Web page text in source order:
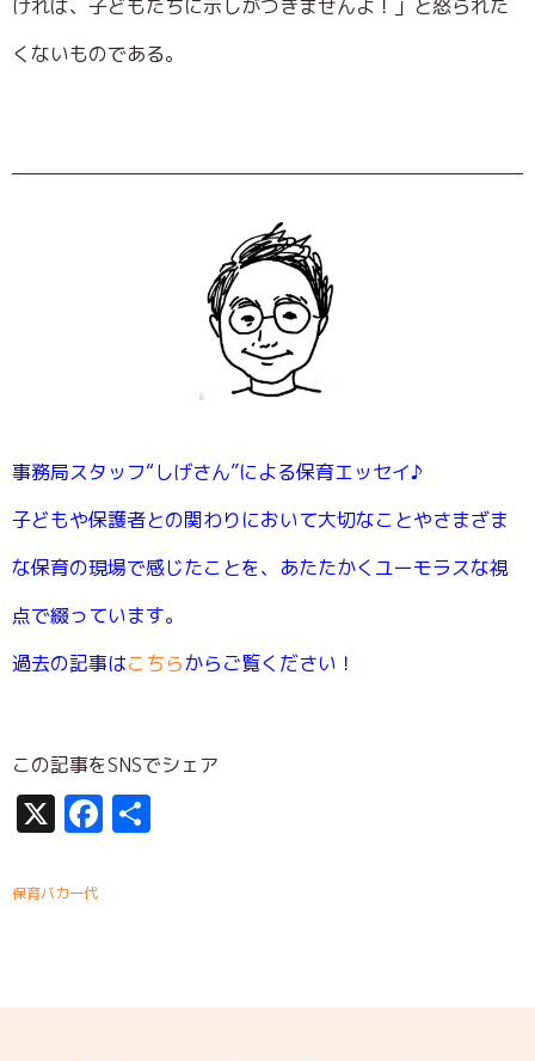
ければ、子どもたちに示しがつきませんよ！」と怒られた
くないものである。
事務局スタッフ“しげさん”による保育エッセイ♪
子どもや保護者との関わりにおいて大切なことやさまざま
な保育の現場で感じたことを、あたたかくユーモラスな視
点で綴っています。
過去の記事はこちらからご覧ください！
この記事をSNSでシェア
X Facebook
保育バカ一代